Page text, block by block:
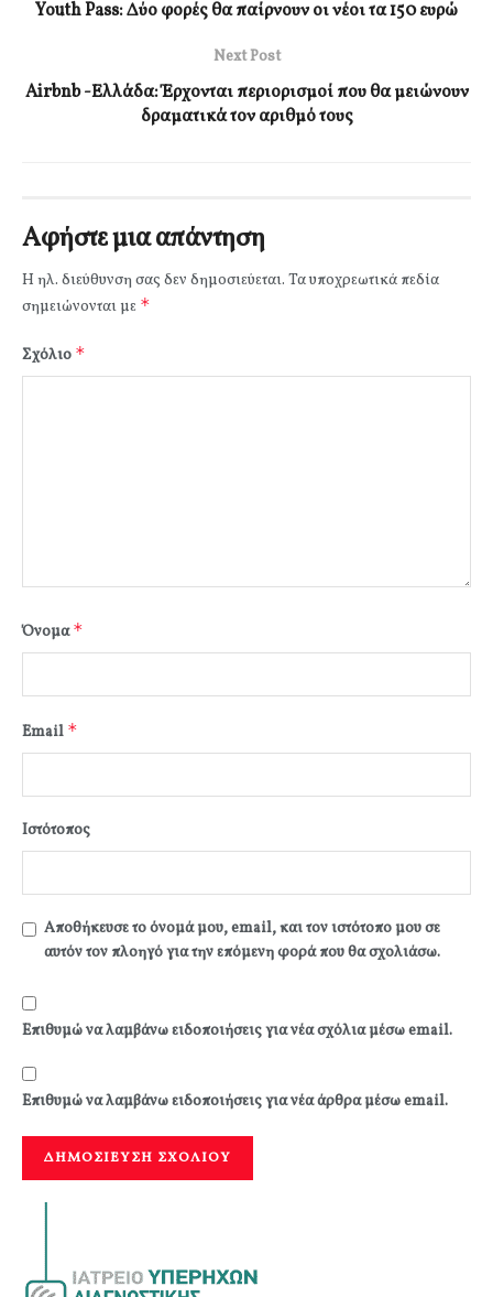
Youth Pass: Δύο φορές θα παίρνουν οι νέοι τα 150 ευρώ
Next Post
Airbnb -Ελλάδα: Έρχονται περιορισμοί που θα μειώνουν
δραματικά τον αριθμό τους
Αφήστε μια απάντηση
Η ηλ. διεύθυνση σας δεν δημοσιεύεται. Τα υποχρεωτικά πεδία
σημειώνονται με *
Σχόλιο *
Όνομα*
Email *
Ιστότοπος
Αποθήκευσε το όνομά μου, email, και τον ιστότοπο μου σε
αυτόν τον πλοηγό για την επόμενη φορά που θα σχολιάσω.
Επιθυμώ να λαμβάνω ειδοποιήσεις για νέα σχόλια μέσω email.
Επιθυμώ να λαμβάνω ειδοποιήσεις για νέα άρθρα μέσω email.